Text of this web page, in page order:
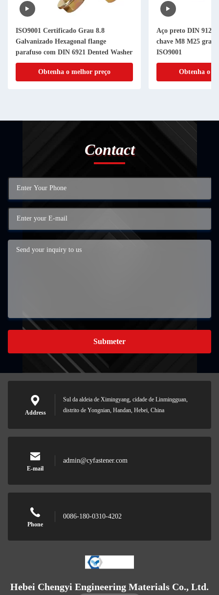
ISO9001 Certificado Grau 8.8
Galvanizado Hexagonal flange
parafuso com DIN 6921 Dented Washer
Obtenha o melhor preço
Aço preto DIN 912
chave M8 M25 grau
ISO9001
Obtenha o
Contact
Submeter
Address
Sul da aldeia de Ximingyang, cidade de Linmingguan,
distrito de Yongnian, Handan, Hebei, China
E-mail
admin@cyfastener.com
Phone
0086-180-0310-4202
Hebei Chengyi Engineering Materials Co., Ltd.